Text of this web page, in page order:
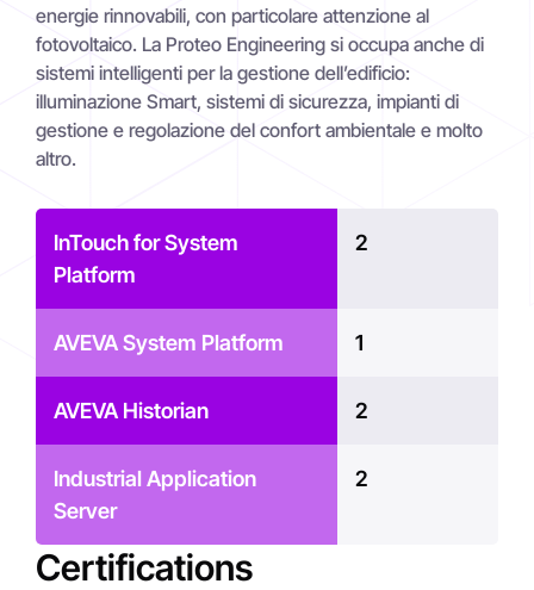
Certifications
energie rinnovabili, con particolare attenzione al
fotovoltaico. La Proteo Engineering si occupa anche di
sistemi intelligenti per la gestione dell’edificio:
illuminazione Smart, sistemi di sicurezza, impianti di
gestione e regolazione del confort ambientale e molto
altro.
InTouch for System
Platform
2
AVEVA System Platform 1
AVEVA Historian 2
Industrial Application
Server
2